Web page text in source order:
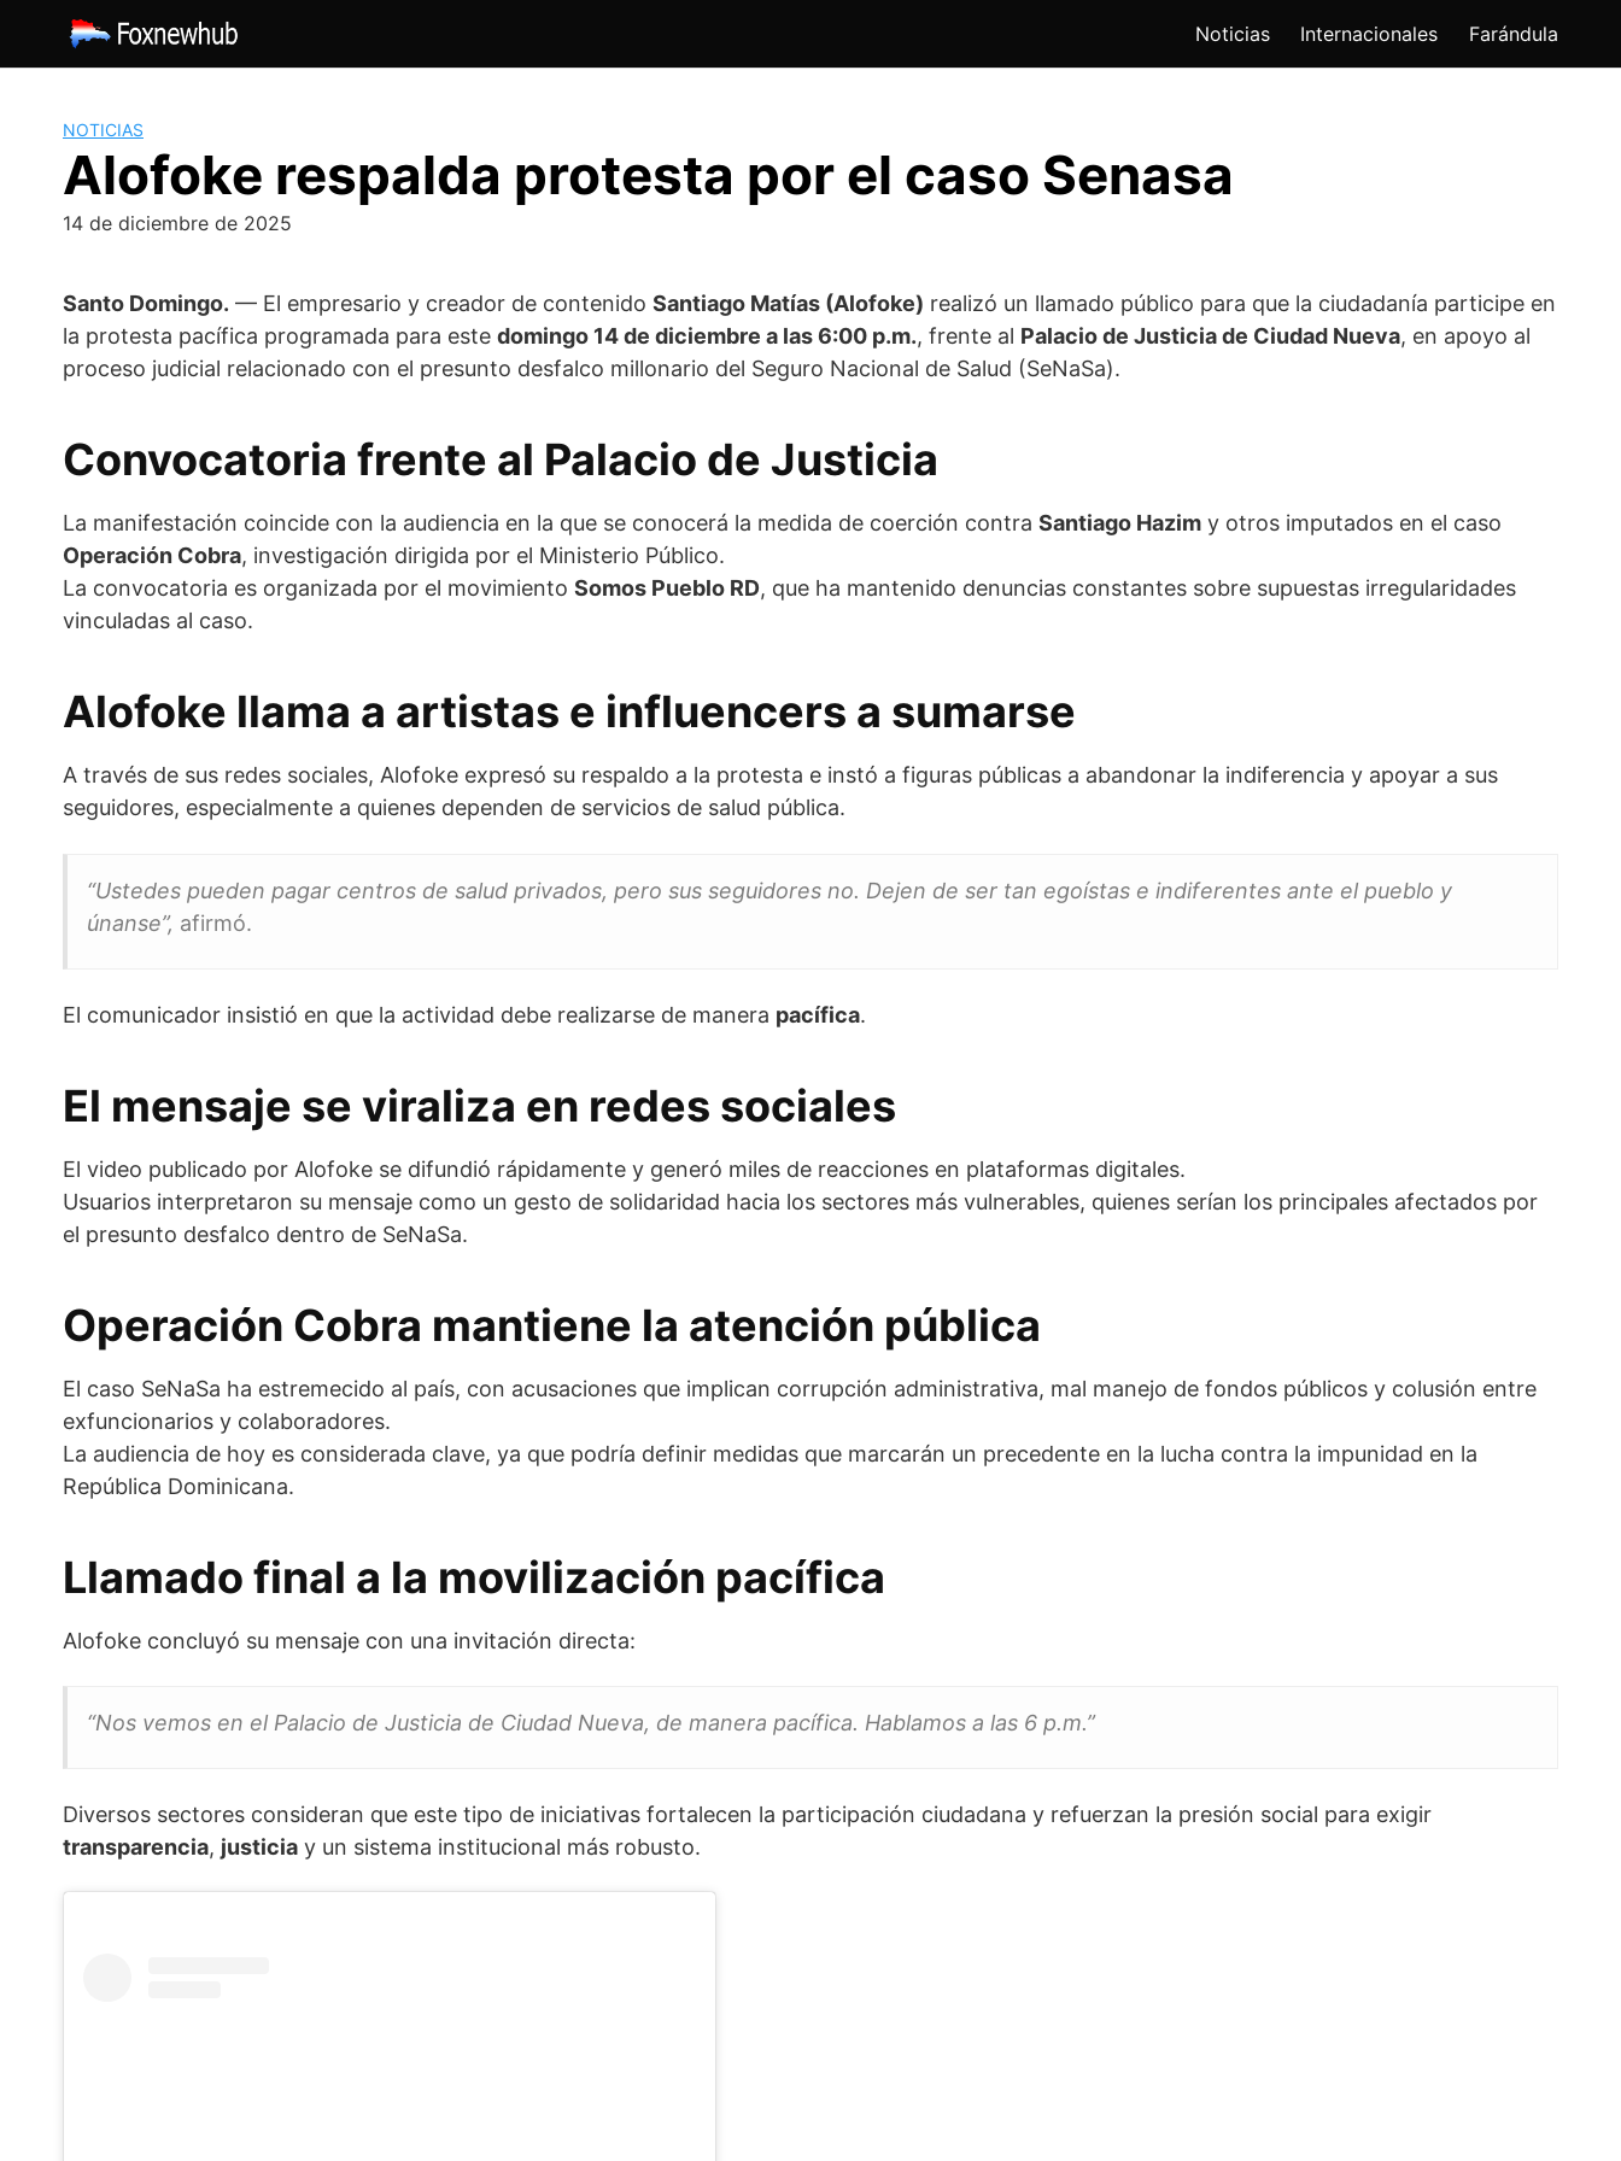
contenido
Noticias Internacionales Farándula
NOTICIAS
Alofoke respalda protesta por el caso Senasa
14 de diciembre de 2025
Santo Domingo. — El empresario y creador de contenido Santiago Matías (Alofoke) realizó un llamado público para que la ciudadanía participe en
la protesta pacífica programada para este domingo 14 de diciembre a las 6:00 p.m., frente al Palacio de Justicia de Ciudad Nueva, en apoyo al
proceso judicial relacionado con el presunto desfalco millonario del Seguro Nacional de Salud (SeNaSa).
Convocatoria frente al Palacio de Justicia
La manifestación coincide con la audiencia en la que se conocerá la medida de coerción contra Santiago Hazim y otros imputados en el caso
Operación Cobra, investigación dirigida por el Ministerio Público.
La convocatoria es organizada por el movimiento Somos Pueblo RD, que ha mantenido denuncias constantes sobre supuestas irregularidades
vinculadas al caso.
Alofoke llama a artistas e influencers a sumarse
A través de sus redes sociales, Alofoke expresó su respaldo a la protesta e instó a figuras públicas a abandonar la indiferencia y apoyar a sus
seguidores, especialmente a quienes dependen de servicios de salud pública.
“Ustedes pueden pagar centros de salud privados, pero sus seguidores no. Dejen de ser tan egoístas e indiferentes ante el pueblo y
únanse”, afirmó.
El comunicador insistió en que la actividad debe realizarse de manera pacífica.
El mensaje se viraliza en redes sociales
El video publicado por Alofoke se difundió rápidamente y generó miles de reacciones en plataformas digitales.
Usuarios interpretaron su mensaje como un gesto de solidaridad hacia los sectores más vulnerables, quienes serían los principales afectados por
el presunto desfalco dentro de SeNaSa.
Operación Cobra mantiene la atención pública
El caso SeNaSa ha estremecido al país, con acusaciones que implican corrupción administrativa, mal manejo de fondos públicos y colusión entre
exfuncionarios y colaboradores.
La audiencia de hoy es considerada clave, ya que podría definir medidas que marcarán un precedente en la lucha contra la impunidad en la
República Dominicana.
Llamado final a la movilización pacífica
Alofoke concluyó su mensaje con una invitación directa:
“Nos vemos en el Palacio de Justicia de Ciudad Nueva, de manera pacífica. Hablamos a las 6 p.m.”
Diversos sectores consideran que este tipo de iniciativas fortalecen la participación ciudadana y refuerzan la presión social para exigir
transparencia, justicia y un sistema institucional más robusto.